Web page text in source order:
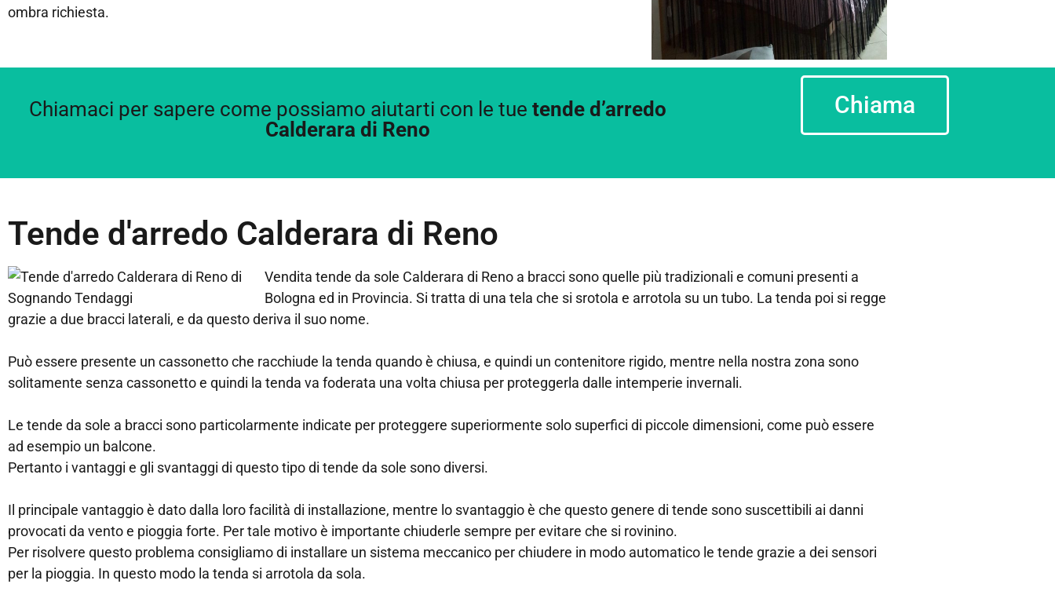
ombra richiesta.
Chiamaci per sapere come possiamo aiutarti con le tuetende d’arredo
Calderara di Reno
Chiama
Tende d'arredo Calderara di Reno
Vendita tende da sole Calderara di Reno a bracci sono quelle più tradizionali e comuni presenti a
Bologna ed in Provincia. Si tratta di una tela che si srotola e arrotola su un tubo. La tenda poi si regge
grazie a due bracci laterali, e da questo deriva il suo nome.
Può essere presente un cassonetto che racchiude la tenda quando è chiusa, e quindi un contenitore rigido, mentre nella nostra zona sono
solitamente senza cassonetto e quindi la tenda va foderata una volta chiusa per proteggerla dalle intemperie invernali.
Le tende da sole a bracci sono particolarmente indicate per proteggere superiormente solo superfici di piccole dimensioni, come può essere
ad esempio un balcone.
Pertanto i vantaggi e gli svantaggi di questo tipo di tende da sole sono diversi.
Il principale vantaggio è dato dalla loro facilità di installazione, mentre lo svantaggio è che questo genere di tende sono suscettibili ai danni
provocati da vento e pioggia forte. Per tale motivo è importante chiuderle sempre per evitare che si rovinino.
Per risolvere questo problema consigliamo di installare un sistema meccanico per chiudere in modo automatico le tende grazie a dei sensori
per la pioggia. In questo modo la tenda si arrotola da sola.